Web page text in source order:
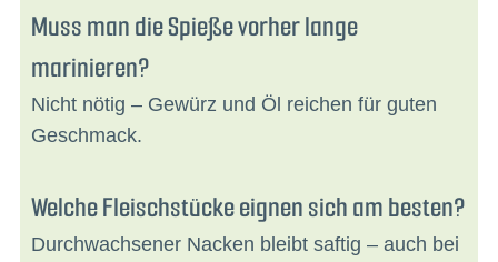
Muss man die Spieße vorher lange
marinieren?
Nicht nötig – Gewürz und Öl reichen für guten
Geschmack.
Welche Fleischstücke eignen sich am besten?
Durchwachsener Nacken bleibt saftig – auch bei